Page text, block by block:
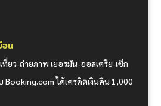
อน
ยว-ถ่ายภาพ เยอรมัน-ออสเตรีย-เช็ก
Booking.com ได้เครดิตเงินคืน 1,000